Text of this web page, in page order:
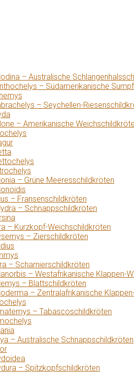
– Australische
– Südamerikanische
– Seychellen-
– Amerikanische
– Grüne Meeresschildkröten
– Fransenschildkröten
– Schnappschildkröten
– Kurzkopf-Weichschildkröten
– Zierschildkröten
– Scharnierschildkröten
– Westafrikanische Klappen-
– Blattschildkröten
– Zentralafrikanische
– Tabascoschildkröten
– Australische Schnappschildkröten
– Spitzkopfschildkröten